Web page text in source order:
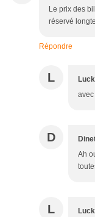
Le prix des
réservé
Répondre
L
D
Ah
L